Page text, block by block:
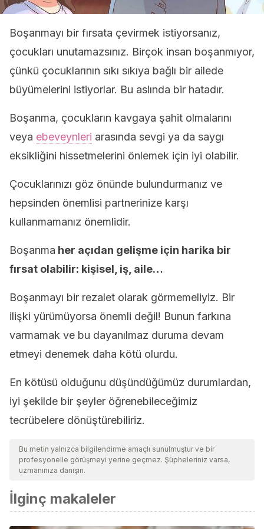
Boşanmayı bir fırsata çevirmek istiyorsanız,
çocukları unutamazsınız. Birçok insan boşanmıyor,
çünkü çocuklarının sıkı sıkıya bağlı bir ailede
büyümelerini istiyorlar. Bu aslında bir hatadır.
Boşanma, çocukların kavgaya şahit olmalarını
veya ebeveynleri arasında sevgi ya da saygı
eksikliğini hissetmelerini önlemek için iyi olabilir.
Çocuklarınızı göz önünde bulundurmanız ve
hepsinden önemlisi partnerinize karşı
kullanmamanız önemlidir.
Boşanma her açıdan gelişme için harika bir
fırsat olabilir: kişisel, iş, aile…
Boşanmayı bir rezalet olarak görmemeliyiz. Bir
ilişki yürümüyorsa önemli değil! Bunun farkına
varmamak ve bu dayanılmaz duruma devam
etmeyi denemek daha kötü olurdu.
En kötüsü olduğunu düşündüğümüz durumlardan,
iyi şekilde bir şeyler öğrenebileceğimiz
tecrübelere dönüştürebiliriz.
Bu metin yalnızca bilgilendirme amaçlı sunulmuştur ve bir
profesyonelle görüşmeyi yerine geçmez. Şüpheleriniz varsa,
uzmanınıza danışın.
İlginç makaleler